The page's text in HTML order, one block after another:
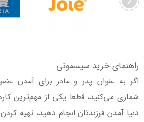
راهنمای خرید سیسمونی
اگر به عنوان پدر و مادر برای آمدن
شماری می‌کنید، قطعا یکی از مهم‌ترین
دنیا آمدن فرزندتان انجام دهید، تهیه